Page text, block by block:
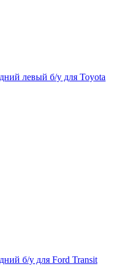
левый б/у для Toyota
б/у для Ford Transit